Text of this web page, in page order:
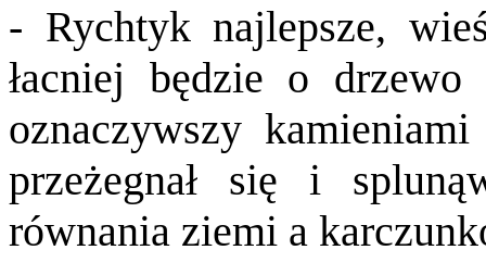
- Rychtyk najlepsze,
łacniej będzie o
oznaczywszy
przeżegnał się i
równania ziemi a